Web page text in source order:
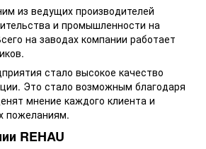
из ведущих производителей
и промышленности на
на заводах компании работает
стало высокое качество
Это стало возможным благодаря
мнение каждого клиента и
пожеланиям.
REHAU